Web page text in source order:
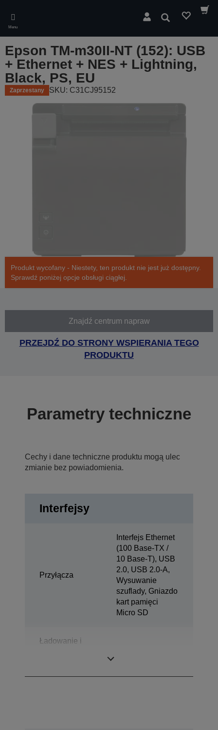
main
content
Menu
Wyszukaj
Epson TM-m30II-NT (152): USB
+ Ethernet + NES + Lightning,
Black, PS, EU
Zaprzestany SKU: C31CJ95152
Produkt wycofany - Niestety, ten produkt nie jest już dostępny.
Sprawdź poniżej opcje obsługi ciągłej.
Znajdź centrum napraw
PRZEJDŹ DO STRONY WSPIERANIA TEGO
PRODUKTU
Parametry techniczne
Cechy i dane techniczne produktu mogą ulec
zmianie bez powiadomienia.
Interfejsy
Przyłącza
Interfejs Ethernet
(100 Base-TX /
10 Base-T), USB
2.0, USB 2.0-A,
Wysuwanie
szuflady, Gniazdo
kart pamięci
Micro SD
Ładowanie i